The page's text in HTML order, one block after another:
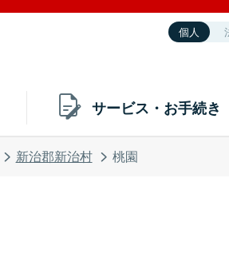
個人
サービス・お手続き
新治郡新治村 桃園